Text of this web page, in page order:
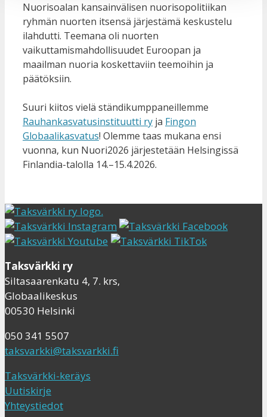
Nuorisoalan kansainvälisen nuorisopolitiikan
ryhmän nuorten itsensä järjestämä keskustelu
ilahdutti. Teemana oli nuorten
vaikuttamismahdollisuudet Euroopan ja
maailman nuoria koskettaviin teemoihin ja
päätöksiin.
Suuri kiitos vielä ständikumppaneillemme
Rauhankasvatusinstituutti ry ja Fingon
Globaalikasvatus! Olemme taas mukana ensi
vuonna, kun Nuori2026 järjestetään Helsingissä
Finlandia-talolla 14.–15.4.2026.
Taksvärkki ry
Siltasaarenkatu 4, 7. krs,
Globaalikeskus
00530 Helsinki
050 341 5507
taksvarkki@taksvarkki.fi
Taksvärkki-keräys
Uutiskirje
Yhteystiedot